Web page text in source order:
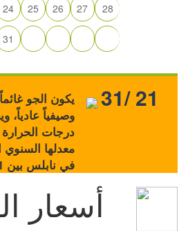
24 25 26 27 28
31
يكون الجو
وصيفياً
درجات
معدلها السنوي
في نابلس بين 31 نهاراً و21 ليلاً.
31/ 21
أسعار